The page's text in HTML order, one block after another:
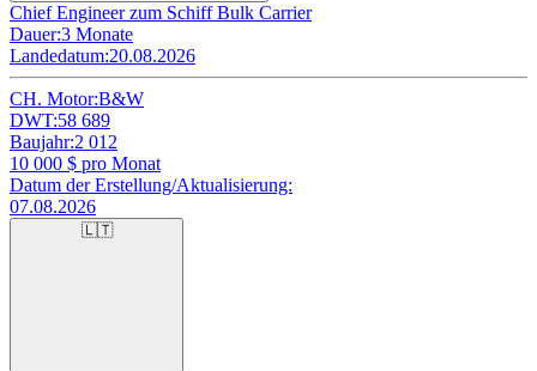
Chief Engineer zum Schiff Bulk Carrier
Dauer:3 Monate
Landedatum:20.08.2026
CH. Motor:B&W
DWT:58 689
Baujahr:2 012
10 000 $ pro Monat
Datum der Erstellung/Aktualisierung:
07.08.2026
🇱🇹